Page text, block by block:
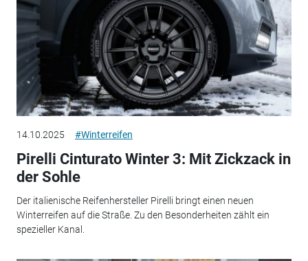
14.10.2025 #Winterreifen
Pirelli Cinturato Winter 3: Mit Zickzack in
der Sohle
Der italienische Reifenhersteller Pirelli bringt einen neuen
Winterreifen auf die Straße. Zu den Besonderheiten zählt ein
spezieller Kanal.